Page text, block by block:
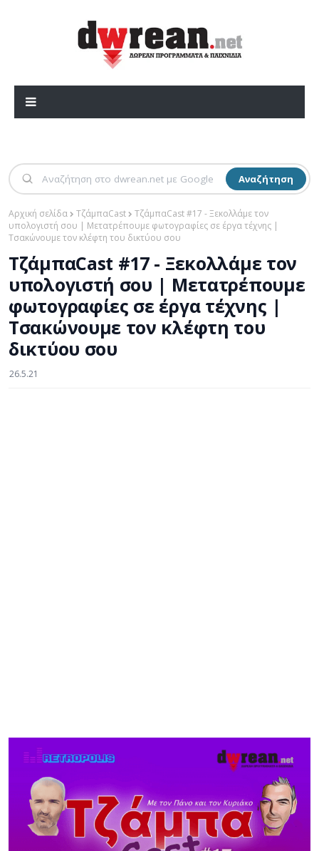
Αναζήτηση
Αρχική σελίδα ΤζάμπαCast
ΤζάμπαCast #17 - Ξεκολλάμε τον
υπολογιστή σου | Μετατρέπουμε φωτογραφίες σε έργα τέχνης |
Τσακώνουμε τον κλέφτη του δικτύου σου
ΤζάμπαCast #17 - Ξεκολλάμε τον
υπολογιστή σου | Μετατρέπουμε
φωτογραφίες σε έργα τέχνης |
Τσακώνουμε τον κλέφτη του
δικτύου σου
26.5.21